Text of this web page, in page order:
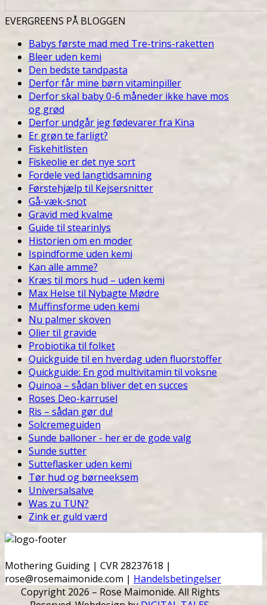
EVERGREENS PÅ BLOGGEN
Babys første mad med Tre-trins-raketten
Bleer uden kemi
Den bedste tandpasta
Derfor får mine børn vitaminpiller
Derfor skal baby 0-6 måneder ikke have mos
og grød
Derfor undgår jeg fødevarer fra Kina
Er grøn te farligt?
Fiskehitlisten
Fiskeolie er det nye sort
Fordele ved langtidsamning
Førstehjælp til Kejsersnitter
Gå-væk-snot
Gravid med kvalme
Guide til stearinlys
Historien om en moder
Ispindforme uden kemi
Kan alle amme?
Kræs til mors hud – uden kemi
Max Helse til Nybagte Mødre
Muffinsforme uden kemi
Nu palmer skoven
Olier til gravide
Probiotika til folket
Quickguide til en hverdag uden fluorstoffer
Quickguide: En god multivitamin til voksne
Quinoa – sådan bliver det en succes
Roses Deo-karrusel
Ris – sådan gør du!
Solcremeguiden
Sunde balloner - her er de gode valg
Sunde sutter
Sutteflasker uden kemi
Tør hud og børneeksem
Universalsalve
Was zu TUN?
Zink er guld værd
Mothering Guiding | CVR 28237618 |
rose@rosemaimonide.com | Handelsbetingelser
Copyright 2026 – Rose Maimonide. All Rights